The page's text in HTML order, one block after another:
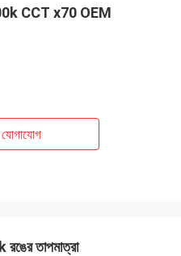
CCT x70 OEM
তাপমাত্রা